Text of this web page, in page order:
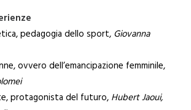
pedagogia dello sport, Giovanna
ovvero dell’emancipazione femminile,
protagonista del futuro, Hubert Jaoui,